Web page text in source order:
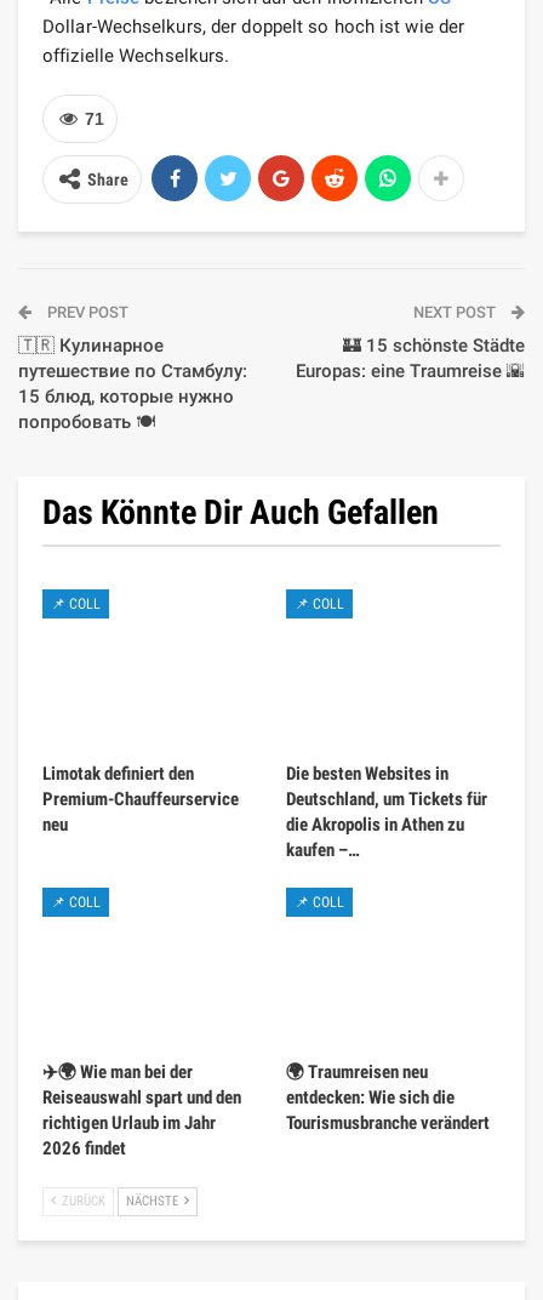
Dollar-Wechselkurs, der doppelt so hoch ist wie der
offizielle Wechselkurs.
71
Share
PREV POST
🇹🇷 Кулинарное
путешествие по Стамбулу:
15 блюд, которые нужно
попробовать 🍽️
NEXT POST
🏰 15 schönste Städte
Europas: eine Traumreise 🌇
Das Könnte Dir Auch Gefallen
📌 COLL
Limotak definiert den
Premium-Chauffeurservice
neu
📌 COLL
Die besten Websites in
Deutschland, um Tickets für
die Akropolis in Athen zu
kaufen –…
📌 COLL
✈️🌍 Wie man bei der
Reiseauswahl spart und den
richtigen Urlaub im Jahr
2026 findet
📌 COLL
🌍 Traumreisen neu
entdecken: Wie sich die
Tourismusbranche verändert
ZURÜCK NÄCHSTE